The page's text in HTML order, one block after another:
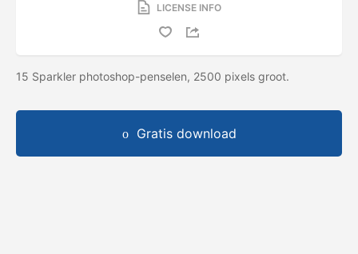
LICENSE INFO
15 Sparkler photoshop-penselen, 2500 pixels groot.
Gratis download